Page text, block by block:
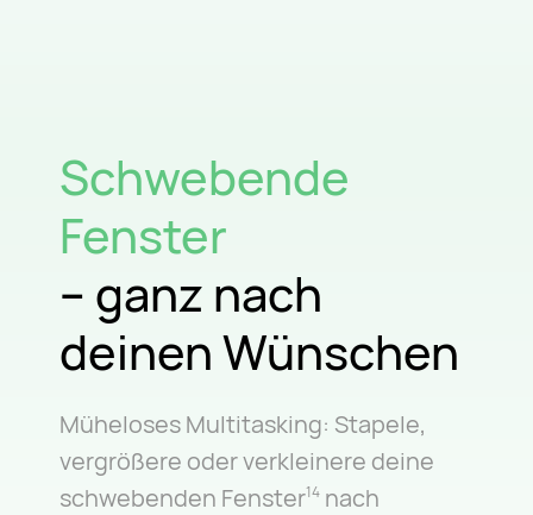
Schwebende
Fenster
– ganz nach
deinen Wünschen
Müheloses Multitasking: Stapele,
vergrößere oder verkleinere deine
schwebenden Fenster14nach